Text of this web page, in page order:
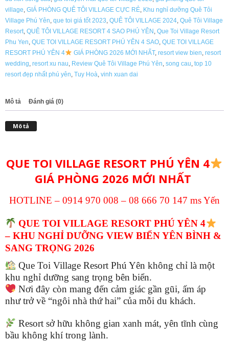
4
GIÁ
PHÒNG
2026
MỚI
NHẤT
lượng
village, GIÁ PHÒNG QUÊ TÔI VILLAGE CỰC RẺ, Khu nghỉ dưỡng Quê Tôi
Village Phú Yên, que toi giá tốt 2023, QUÊ TÔI VILLAGE 2024, Quê Tôi Village
Resort, QUÊ TÔI VILLAGE RESORT 4 SAO PHÚ YÊN , Que Toi Village Resort
Phu Yen, QUE TOI VILLAGE RESORT PHÚ YÊN 4 SAO, QUE TOI VILLAGE
RESORT PHÚ YÊN 4
GIÁ PHÒNG 2026 MỚI NHẤT, resort view bien, resort
wedding, resort xu nau, Review Quê Tôi Village Phú Yên, song cau, top 10
resort đẹp nhất phú yên, Tuy Hoà, vinh xuan dai
Mô tả Đánh giá (0)
Mô tả
QUE TOI VILLAGE RESORT PHÚ YÊN 4
GIÁ PHÒNG 2026 MỚI NHẤT
HOTLINE – 0914 970 008 – 08 666 70 147 ms Yến
QUE TOI VILLAGE RESORT PHÚ YÊN 4
– KHU NGHỈ DƯỠNG VIEW BIỂN YÊN BÌNH &
SANG TRỌNG 2026
Que Toi Village Resort Phú Yên không chỉ là một
khu nghỉ dưỡng sang trọng bên biển.
Nơi đây còn mang đến cảm giác gần gũi, ấm áp
như trở về “ngôi nhà thứ hai” của mỗi du khách.
Resort sở hữu không gian xanh mát, yên tĩnh cùng
bầu không khí trong lành.